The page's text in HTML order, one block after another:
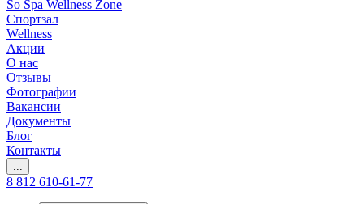
So Spa Wellness Zone
Спортзал
Wellness
Акции
О нас
Отзывы
Фотографии
Вакансии
Документы
Блог
Контакты
...
8 812 610-61-77